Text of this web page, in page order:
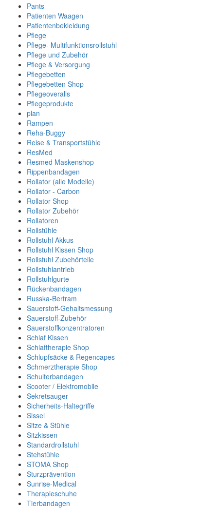
Pants
Patienten Waagen
Patientenbekleidung
Pflege
Pflege- Multifunktionsrollstuhl
Pflege und Zubehör
Pflege & Versorgung
Pflegebetten
Pflegebetten Shop
Pflegeoveralls
Pflegeprodukte
plan
Rampen
Reha-Buggy
Reise & Transportstühle
ResMed
Resmed Maskenshop
Rippenbandagen
Rollator (alle Modelle)
Rollator - Carbon
Rollator Shop
Rollator Zubehör
Rollatoren
Rollstühle
Rollstuhl Akkus
Rollstuhl Kissen Shop
Rollstuhl Zubehörteile
Rollstuhlantrieb
Rollstuhlgurte
Rückenbandagen
Russka-Bertram
Sauerstoff-Gehaltsmessung
Sauerstoff-Zubehör
Sauerstoffkonzentratoren
Schlaf Kissen
Schlaftherapie Shop
Schlupfsäcke & Regencapes
Schmerztherapie Shop
Schulterbandagen
Scooter / Elektromobile
Sekretsauger
Sicherheits-Haltegriffe
Sissel
Sitze & Stühle
Sitzkissen
Standardrollstuhl
Stehstühle
STOMA Shop
Sturzprävention
Sunrise-Medical
Therapieschuhe
Tierbandagen